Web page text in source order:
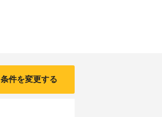
条件を変更する